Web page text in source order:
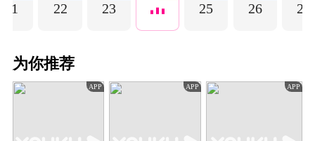
21 22 23 25 26 27
为你推荐
APP APP APP